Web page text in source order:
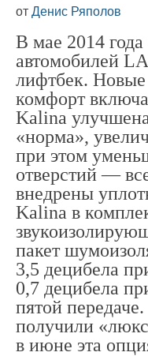
от Денис Ряполов
В мае 2014
автомобилей
лифтбек.
комфорт
Kalina
«норма»,
при этом
отверстий —
внедрены
Kalina в
пакет
3,5 децибела
0,7 децибела
пятой
получили
в июне эта